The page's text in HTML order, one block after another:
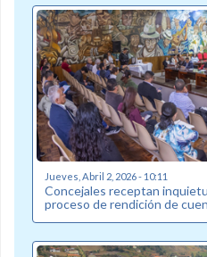
Jueves, Abril 2, 2026 - 10:11
Concejales receptan
proceso de rendición de